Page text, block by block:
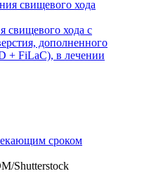
свищевого хода с
дополненного
+ FiLaC), в лечении
Shutterstoсk